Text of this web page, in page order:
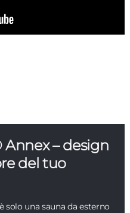
– design
del tuo
solo una sauna da esterno